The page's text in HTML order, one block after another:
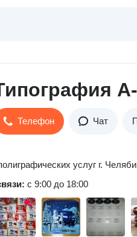
Телефон Чат
услуг г.
с 9:00 до 18:00